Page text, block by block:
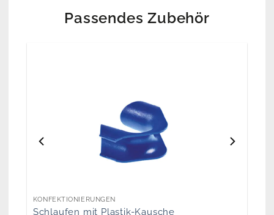
Passendes Zubehör
KONFEKTIONIERUNGEN
Schlaufen mit Plastik-Kausche